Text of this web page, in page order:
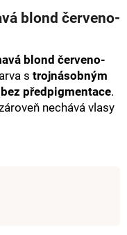
blond červeno-
blond červeno-
s trojnásobným
předpigmentace.
nechává vlasy